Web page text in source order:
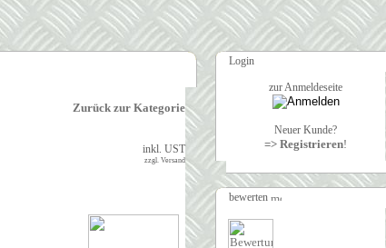
Zurück zur Kategorie
inkl. UST
zzgl. Versand
Login
zur Anmeldeseite
Neuer Kunde?
=> Registrieren!
bewerten